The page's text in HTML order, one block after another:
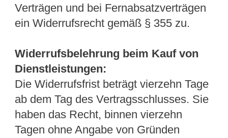
Verträgen und bei Fernabsatzverträgen
ein Widerrufsrecht gemäß § 355 zu.
Widerrufsbelehrung beim Kauf von
Dienstleistungen:
Die Widerrufsfrist beträgt vierzehn Tage
ab dem Tag des Vertragsschlusses. Sie
haben das Recht, binnen vierzehn
Tagen ohne Angabe von Gründen